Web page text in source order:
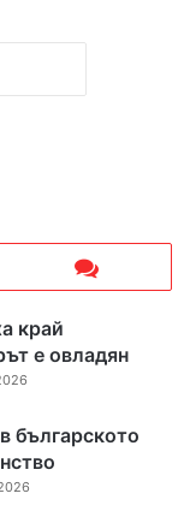
край
е овладян
българското